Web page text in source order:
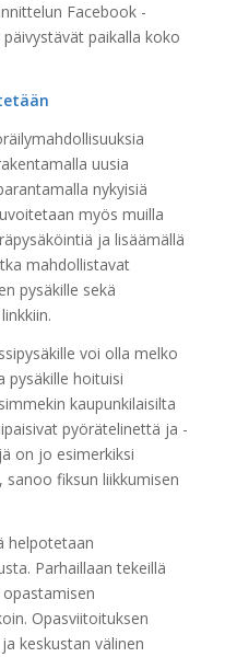
Facebook -
paikalla koko
uusia
nykyisiä
myös muilla
ja lisäämällä
mahdollistavat
pysäkille sekä
voi olla melko
pysäkille hoituisi
kaupunkilaisilta
pyörätelinettä ja -
on jo esimerkiksi
sanoo fiksun liikkumisen
helpotetaan
Parhaillaan tekeillä
opastamisen
Opasviitoituksen
keskustan välinen